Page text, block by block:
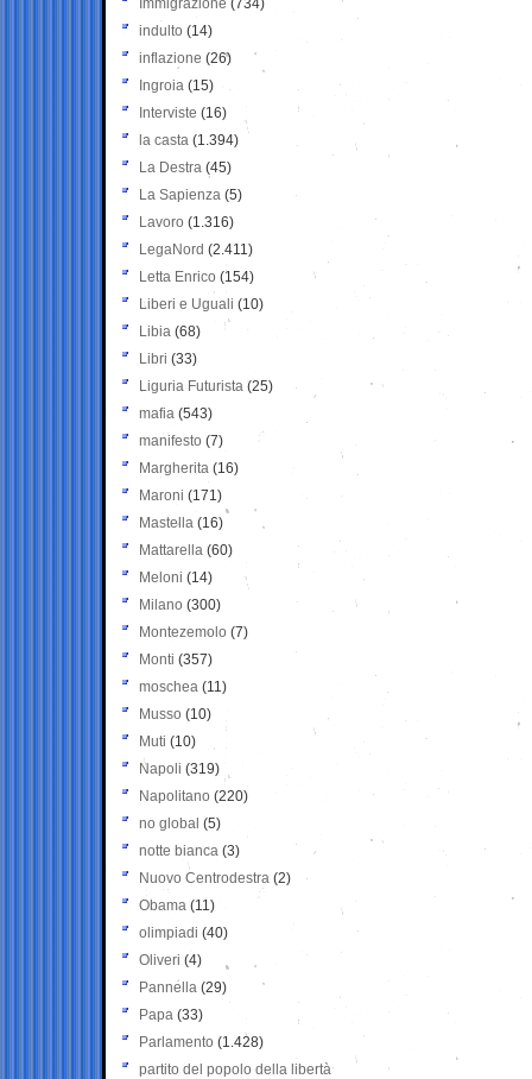
Immigrazione (734)
indulto (14)
inflazione (26)
Ingroia (15)
Interviste (16)
la casta (1.394)
La Destra (45)
La Sapienza (5)
Lavoro (1.316)
LegaNord (2.411)
Letta Enrico (154)
Liberi e Uguali (10)
Libia (68)
Libri (33)
Liguria Futurista (25)
mafia (543)
manifesto (7)
Margherita (16)
Maroni (171)
Mastella (16)
Mattarella (60)
Meloni (14)
Milano (300)
Montezemolo (7)
Monti (357)
moschea (11)
Musso (10)
Muti (10)
Napoli (319)
Napolitano (220)
no global (5)
notte bianca (3)
Nuovo Centrodestra (2)
Obama (11)
olimpiadi (40)
Oliveri (4)
Pannella (29)
Papa (33)
Parlamento (1.428)
partito del popolo della libertà